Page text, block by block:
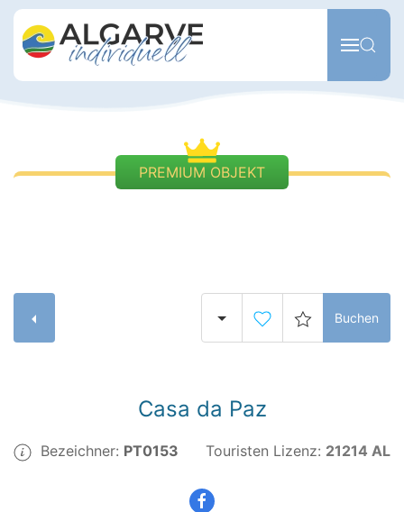
Zum Hauptinhalt springen
PREMIUM OBJEKT
Buchen
Casa da Paz
Bezeichner: PT0153 Touristen Lizenz: 21214 AL